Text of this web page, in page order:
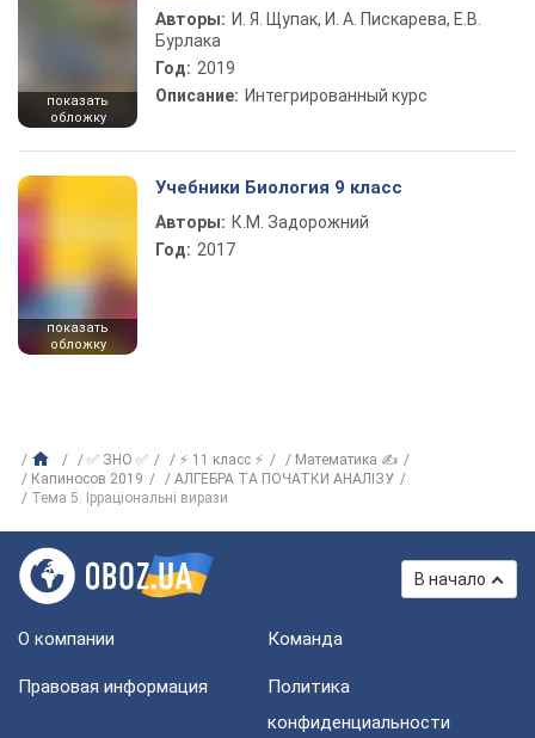
показать
обложку
Авторы: И. Я. Щупак, И. А. Пискарева, Е.В.
Бурлака
Год: 2019
Описание: Интегрированный курс
показать
обложку
Учебники Биология 9 класс
Авторы: К.М. Задорожний
Год: 2017
✅ ЗНО ✅ ⚡ 11 класс ⚡
Математика ✍
Капиносов 2019
АЛГЕБРА ТА ПОЧАТКИ АНАЛІЗУ
Тема 5. Ірраціональні вирази
В начало
О компании Команда
Правовая информация
Политика
конфиденциальности